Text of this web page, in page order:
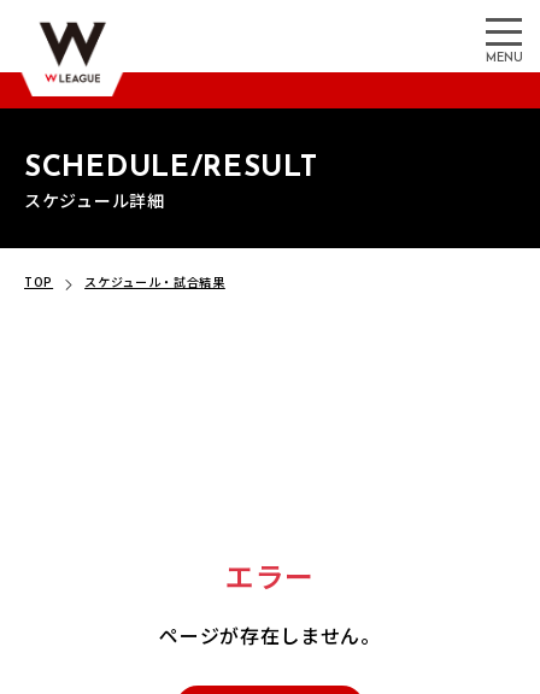
MENU
SCHEDULE/RESULT
スケジュール詳細
TOP スケジュール・試合結果
エラー
ページが存在しません。